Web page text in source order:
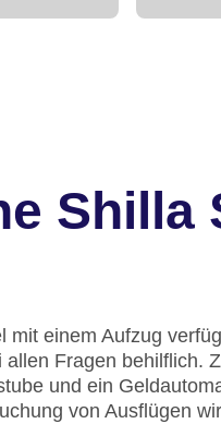
Shilla
mit einem Aufzug
allen Fragen behilflich.
und ein
von Ausflügen